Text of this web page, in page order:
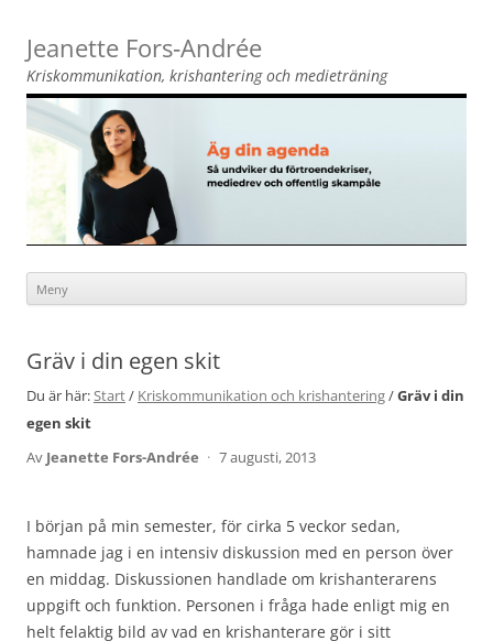
Jeanette Fors‑Andrée
Kriskommunikation, krishantering och medieträning
Meny
Gräv i din egen skit
Du är här:Start/ Kriskommunikation och krishantering/Gräv i din
egen skit
Av Jeanette Fors-Andrée · 7 augusti, 2013
I början på min semester, för cirka 5 veckor sedan,
hamnade jag i en intensiv diskussion med en person över
en middag. Diskussionen handlade om krishanterarens
uppgift och funktion. Personen i fråga hade enligt mig en
helt felaktig bild av vad en krishanterare gör i sitt